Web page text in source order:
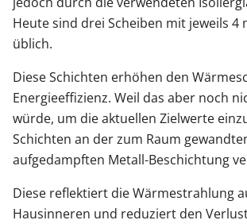
Heute sind drei Scheiben mit jeweils 4
üblich.
Diese Schichten erhöhen den
Energieeffizienz. Weil das aber noch
würde, um die aktuellen Zielwerte
Schichten an der zum Raum
aufgedampften Metall-Beschichtung
Diese reflektiert die Wärmestrahlung
Hausinneren und reduziert den